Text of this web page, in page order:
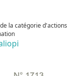
la catégorie d'actions